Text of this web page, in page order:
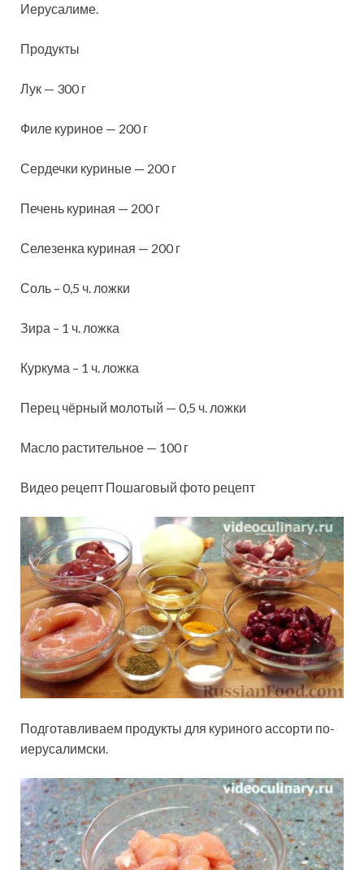
Иерусалиме.
Продукты
Лук — 300 г
Филе куриное — 200 г
Сердечки куриные — 200 г
Печень куриная — 200 г
Селезенка куриная — 200 г
Соль – 0,5 ч. ложки
Зира – 1 ч. ложка
Куркума – 1 ч. ложка
Перец чёрный молотый — 0,5 ч. ложки
Масло растительное — 100 г
Видео рецепт Пошаговый фото рецепт
Подготавливаем продукты для куриного ассорти по-
иерусалимски.